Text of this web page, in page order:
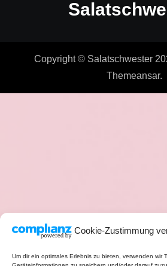
Cookie-Zustimmung
Um dir ein optimales Erlebnis zu bieten, verwenden wir
Copyright © Salatschwester
Themeansar.